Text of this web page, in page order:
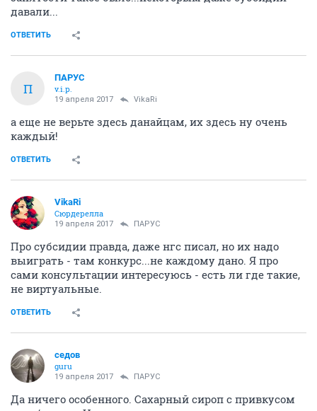
давали...
ОТВЕТИТЬ
П
ПАРУС
v.i.p.
19 апреля 2017 VikaRi
а еще не верьте здесь данайцам, их здесь ну очень
каждый!
ОТВЕТИТЬ
VikaRi
Сюрдерелла
19 апреля 2017 ПАРУС
Про субсидии правда, даже нгс писал, но их надо
выиграть - там конкурс...не каждому дано. Я про
сами консультации интересуюсь - есть ли где такие,
не виртуальные.
ОТВЕТИТЬ
седов
guru
19 апреля 2017 ПАРУС
Да ничего особенного. Сахарный сироп с привкусом